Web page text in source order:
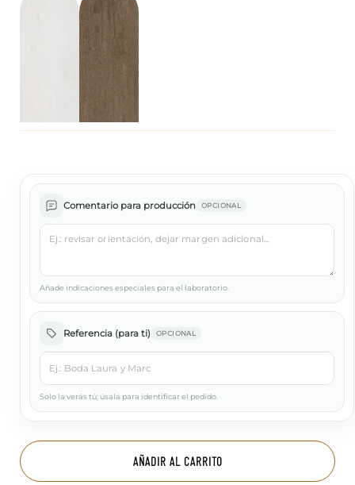
Comentario para producción OPCIONAL
Añade indicaciones especiales para el laboratorio.
Referencia (para ti) OPCIONAL
Solo la verás tú; úsala para identificar el pedido.
AÑADIR AL CARRITO